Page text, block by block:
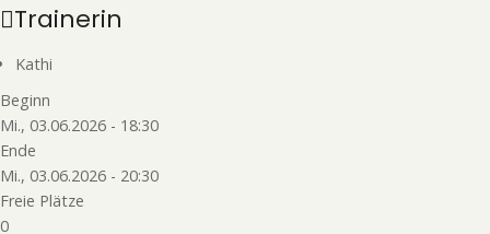
Trainerin
Kathi
Beginn
Mi., 03.06.2026 - 18:30
Ende
Mi., 03.06.2026 - 20:30
Freie Plätze
0